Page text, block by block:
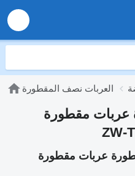
العربات نصف المقطورة
عربات مقطورة
عربات مقطورة